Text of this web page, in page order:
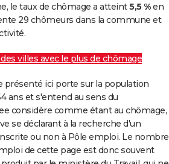
le taux de chômage a atteint5,5 %en
29 chômeurs dans la commune et
villes avec le plus de chômage
présenté ici porte sur la population
ans et s'entend au sens du
considère comme étant au chômage,
se déclarant à la recherche d'un
ou non à Pôle emploi. Le nombre
de cette page est donc souvent